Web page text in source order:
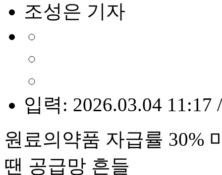
조성은 기자
입력: 2026.03.04 11:17
원료의약품 자급률 30%
땐 공급망 흔들